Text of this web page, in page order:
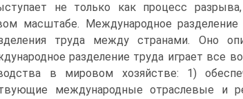
не только как процесс
масштабе. Международное разделение
труда между странами. Оно
разделение труда играет все
в мировом хозяйстве: 1)
международные отраслевые и